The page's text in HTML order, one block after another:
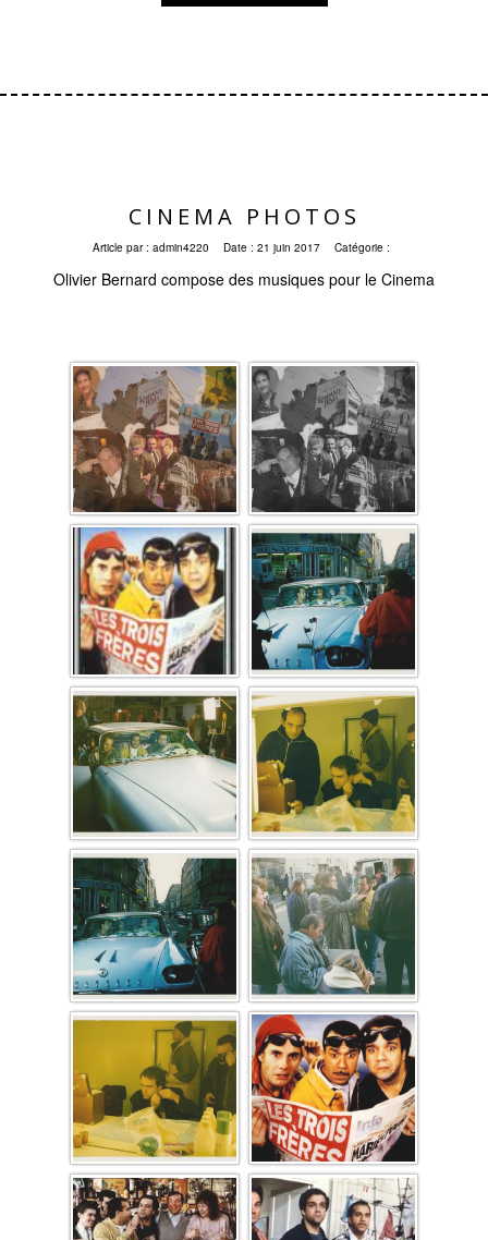
CINEMA PHOTOS
Article par : admin4220 Date : 21 juin 2017 Catégorie :
Olivier Bernard compose des musiques pour le Cinema